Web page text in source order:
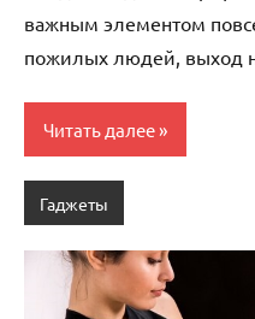
важным элементом
пожилых людей, выход
Читать далее
Гаджеты